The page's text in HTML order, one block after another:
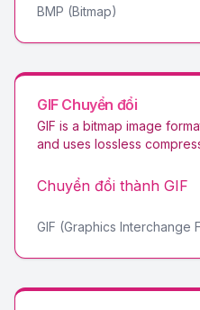
BMP (Bitmap)
GIF Chuyển đổi
GIF is a bitmap image
and uses lossless
Chuyển đổi thành GIF
GIF (Graphics Interchange